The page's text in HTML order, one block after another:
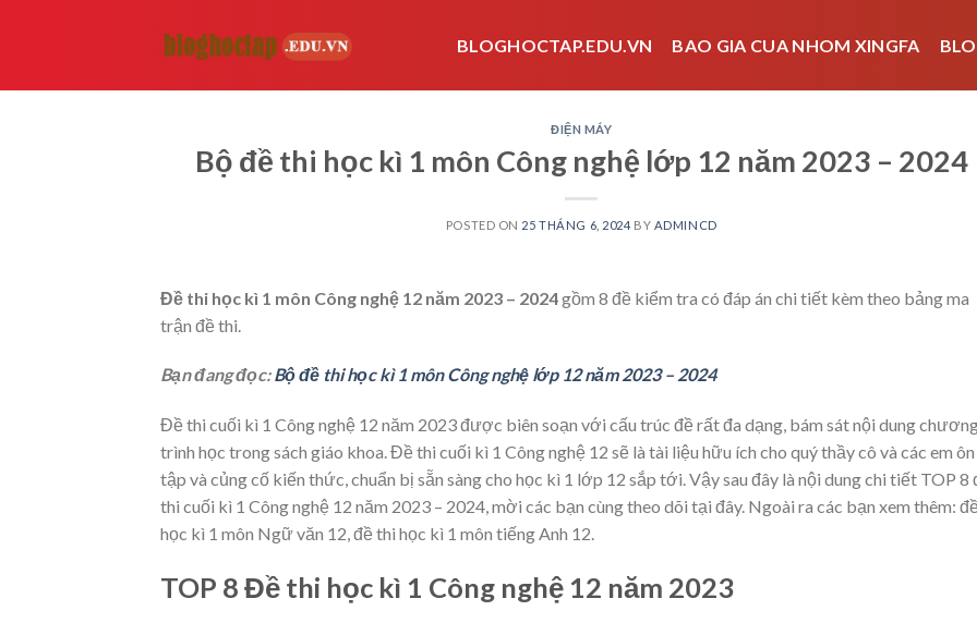
BLOGHOCTAP.EDU.VN BAO GIA CUA NHOM XINGFA
ĐIỆN MÁY
Bộ đề thi học kì 1 môn Công nghệ lớp 12 năm 2023 – 2024
POSTED ON 25 THÁNG 6, 2024 BY ADMINCD
Đề thi học kì 1 môn Công nghệ 12 năm 2023 – 2024gồm 8 đề kiểm tra có đáp án chi tiết kèm theo bảng ma
trận đề thi.
Bạn đang đọc:Bộ đề thi học kì 1 môn Công nghệ lớp 12 năm 2023 – 2024
Đề thi cuối kì 1 Công nghệ 12 năm 2023 được biên soạn với cấu trúc đề rất đa dạng, bám sát nội dung
trình học trong sách giáo khoa. Đề thi cuối kì 1 Công nghệ 12 sẽ là tài liệu hữu ích cho quý thầy cô và các em ôn
tập và củng cố kiến thức, chuẩn bị sẵn sàng cho học kì 1 lớp 12 sắp tới. Vậy sau đây là nội dung chi tiết TOP 8
thi cuối kì 1 Công nghệ 12 năm 2023 – 2024, mời các bạn cùng theo dõi tại đây. Ngoài ra các bạn xem thêm:
học kì 1 môn Ngữ văn 12, đề thi học kì 1 môn tiếng Anh 12.
TOP 8 Đề thi học kì 1 Công nghệ 12 năm 2023